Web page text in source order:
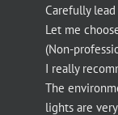
Carefully
Let me
(Non-
I really
The
lights are